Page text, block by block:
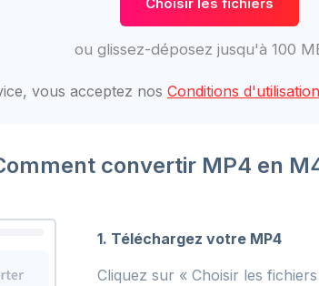
ou glissez-déposez jusqu'à 100
vous acceptez nos Conditions d'utilisation
convertir MP4 en
1. Téléchargez votre MP4
Cliquez sur « Choisir les